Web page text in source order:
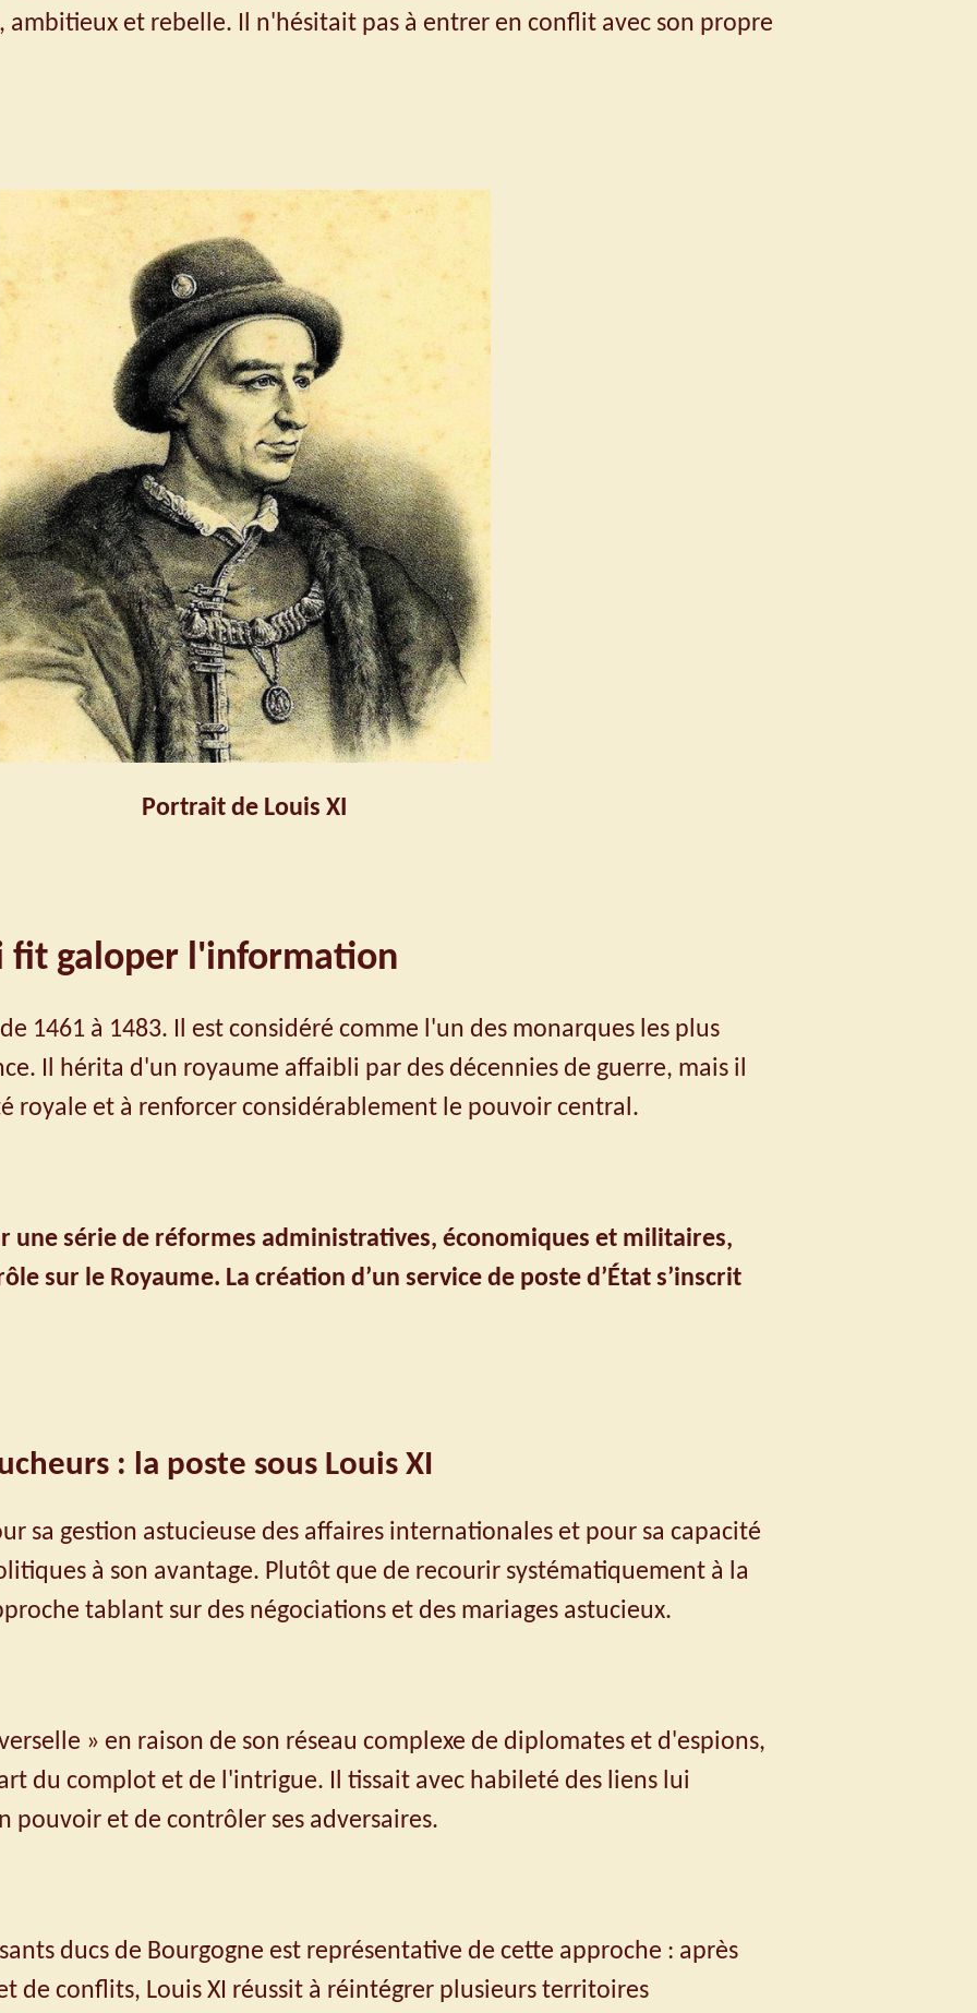
ambitieux et rebelle. Il n'hésitait pas à entrer en conflit avec son propre
Portrait de Louis XI
fit galoper l'information
1461 à 1483. Il est considéré comme l'un des monarques les plus
Il hérita d'un royaume affaibli par des décennies de guerre, mais il
royale et à renforcer considérablement le pouvoir central.
une série de réformes administratives, économiques et militaires,
sur le Royaume. La création d’un service de poste d’État s’inscrit
: la poste sous Louis XI
sa gestion astucieuse des affaires internationales et pour sa capacité
à son avantage. Plutôt que de recourir systématiquement à la
tablant sur des négociations et des mariages astucieux.
» en raison de son réseau complexe de diplomates et d'espions,
du complot et de l'intrigue. Il tissait avec habileté des liens lui
pouvoir et de contrôler ses adversaires.
ducs de Bourgogne est représentative de cette approche : après
de conflits, Louis XI réussit à réintégrer plusieurs territoires